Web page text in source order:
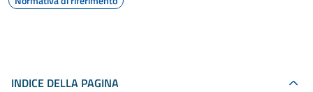
INDICE DELLA PAGINA